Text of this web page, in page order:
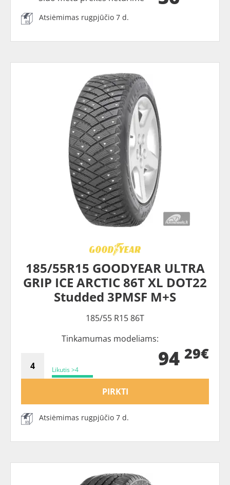
Atsiėmimas rugpjūčio 7 d.
185/55R15 GOODYEAR ULTRA
GRIP ICE ARCTIC 86T XL DOT22
Studded 3PMSF M+S
185/55 R15 86T
Tinkamumas modeliams:
Likutis >4 94 29€
PIRKTI
Atsiėmimas rugpjūčio 7 d.